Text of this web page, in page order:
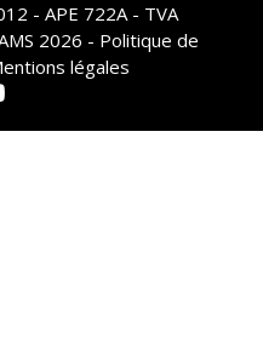
- APE 722A - TVA
2026 - Politique de
légales